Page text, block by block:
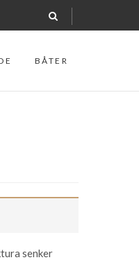
BÅTER
senker